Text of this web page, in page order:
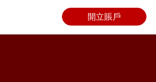
開立賬戶